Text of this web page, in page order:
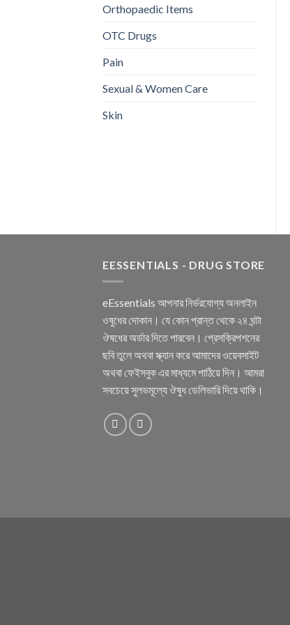
Orthopaedic Items
OTC Drugs
Pain
Sexual & Women Care
Skin
EESSENTIALS - DRUG STORE
eEssentials আপনার নির্ভরযোগ্য অনলাইন
ওষুধের দোকান। যে কোন প্রান্ত থেকে ২৪ ঘন্টা
ঔষধের অর্ডার দিতে পারবেন। প্রেসক্রিপশনের
ছবি তুলে অথবা স্ক্যান করে আমাদের ওয়েবসাইট
অথবা ফেইসবুক এর মাধ্যমে পাঠিয়ে দিন। আমরা
সবচেয়ে সুলভমূল্যে ঔষুধ ডেলিভারি দিয়ে থাকি।